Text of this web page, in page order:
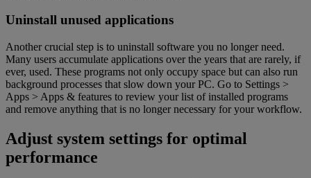
Uninstall unused applications
Another crucial step is to uninstall software you no longer need.
Many users accumulate applications over the years that are rarely, if
ever, used. These programs not only occupy space but can also run
background processes that slow down your PC. Go to Settings >
Apps > Apps & features to review your list of installed programs
and remove anything that is no longer necessary for your workflow.
Adjust system settings for optimal
performance